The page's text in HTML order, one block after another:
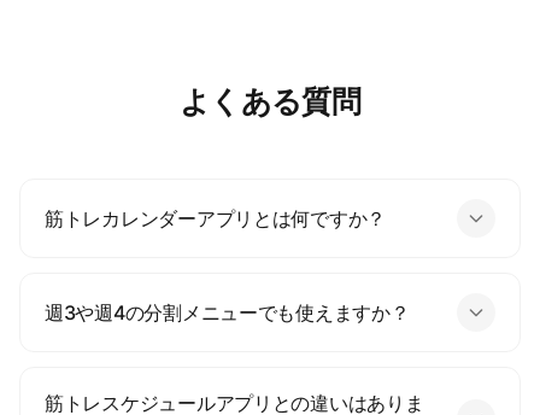
よくある質問
筋トレカレンダーアプリとは何ですか？
週3や週4の分割メニューでも使えますか？
筋トレスケジュールアプリとの違いはありま